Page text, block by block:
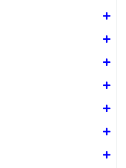
- Đây là máy đo
với Mô-đun cảm
thế được hiệu